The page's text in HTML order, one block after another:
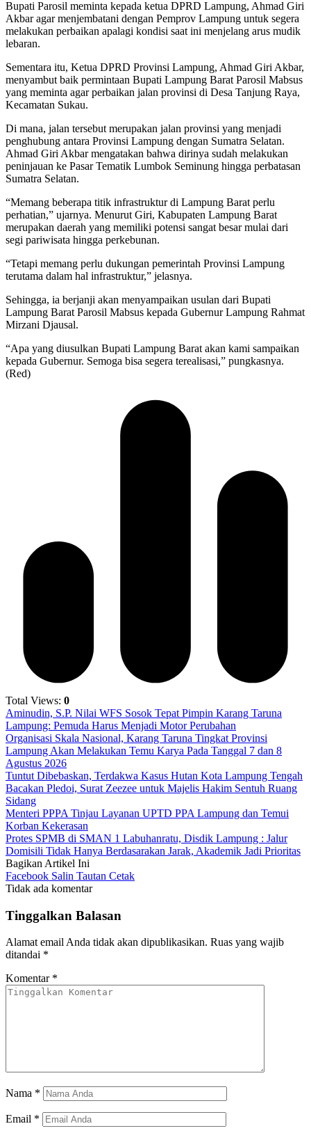
Bupati Parosil meminta kepada ketua DPRD Lampung, Ahmad Giri
Akbar agar menjembatani dengan Pemprov Lampung untuk segera
melakukan perbaikan apalagi kondisi saat ini menjelang arus mudik
lebaran.
Sementara itu, Ketua DPRD Provinsi Lampung, Ahmad Giri Akbar,
menyambut baik permintaan Bupati Lampung Barat Parosil Mabsus
yang meminta agar perbaikan jalan provinsi di Desa Tanjung Raya,
Kecamatan Sukau.
Di mana, jalan tersebut merupakan jalan provinsi yang menjadi
penghubung antara Provinsi Lampung dengan Sumatra Selatan.
Ahmad Giri Akbar mengatakan bahwa dirinya sudah melakukan
peninjauan ke Pasar Tematik Lumbok Seminung hingga perbatasan
Sumatra Selatan.
“Memang beberapa titik infrastruktur di Lampung Barat perlu
perhatian,” ujarnya. Menurut Giri, Kabupaten Lampung Barat
merupakan daerah yang memiliki potensi sangat besar mulai dari
segi pariwisata hingga perkebunan.
“Tetapi memang perlu dukungan pemerintah Provinsi Lampung
terutama dalam hal infrastruktur,” jelasnya.
Sehingga, ia berjanji akan menyampaikan usulan dari Bupati
Lampung Barat Parosil Mabsus kepada Gubernur Lampung Rahmat
Mirzani Djausal.
“Apa yang diusulkan Bupati Lampung Barat akan kami sampaikan
kepada Gubernur. Semoga bisa segera terealisasi,” pungkasnya.
(Red)
Total Views: 0
Aminudin, S.P. Nilai WFS Sosok Tepat Pimpin Karang Taruna
Lampung: Pemuda Harus Menjadi Motor Perubahan
Organisasi Skala Nasional, Karang Taruna Tingkat Provinsi
Lampung Akan Melakukan Temu Karya Pada Tanggal 7 dan 8
Agustus 2026
Tuntut Dibebaskan, Terdakwa Kasus Hutan Kota Lampung Tengah
Bacakan Pledoi, Surat Zeezee untuk Majelis Hakim Sentuh Ruang
Sidang
Menteri PPPA Tinjau Layanan UPTD PPA Lampung dan Temui
Korban Kekerasan
Protes SPMB di SMAN 1 Labuhanratu, Disdik Lampung : Jalur
Domisili Tidak Hanya Berdasarakan Jarak, Akademik Jadi Prioritas
Bagikan Artikel Ini
Facebook Salin Tautan Cetak
Tidak ada komentar
Tinggalkan Balasan
Alamat email Anda tidak akan dipublikasikan. Ruas yang wajib
ditandai *
Komentar *
Nama *
Email *